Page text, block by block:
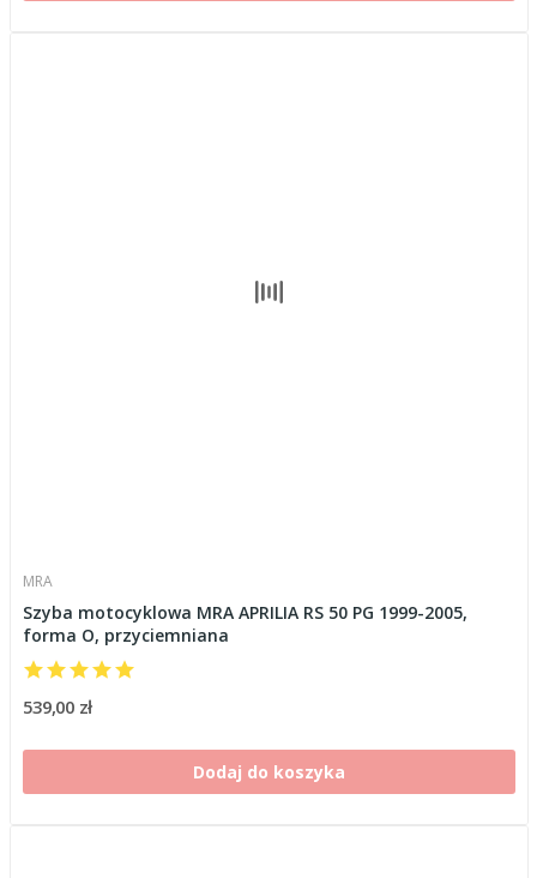
MRA
Szyba motocyklowa MRA APRILIA RS 50 PG 1999-2005,
forma O, przyciemniana
539,00 zł
Dodaj do koszyka